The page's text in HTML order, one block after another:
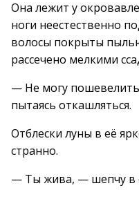
Она лежит у
ноги неестественно
волосы покрыты
рассечено мелкими
— Не могу
пытаясь откашляться.
Отблески луны в её
странно.
— Ты жива, — шепчу в